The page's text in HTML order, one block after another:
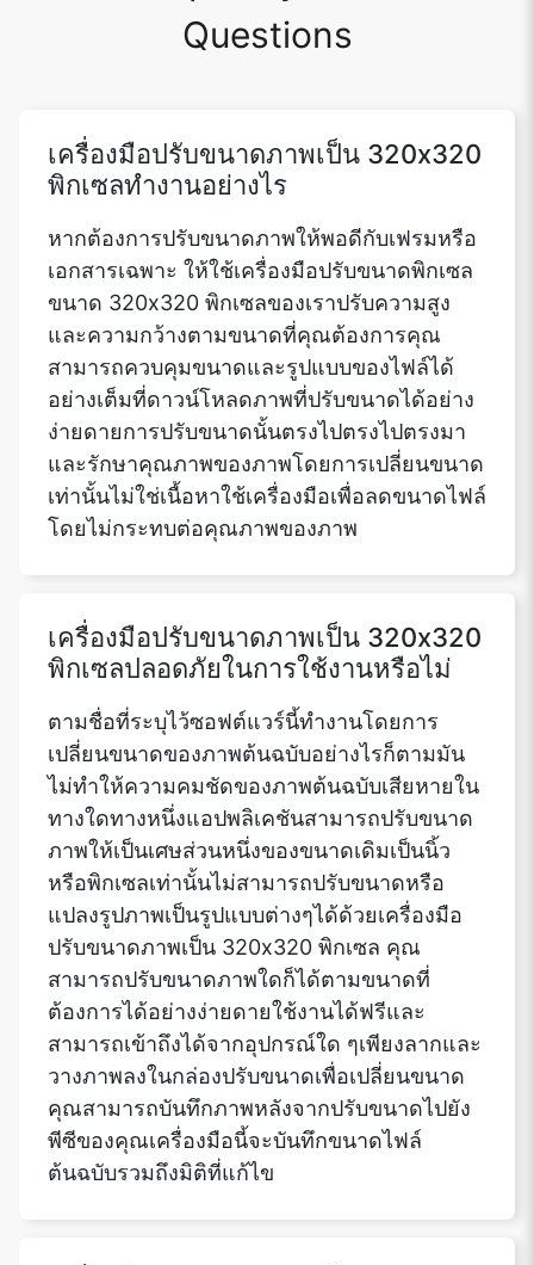
Questions
เครื่องมือปรับขนาดภาพเป็น 320x320
พิกเซลทำงานอย่างไร
หากต้องการปรับขนาดภาพให้พอดีกับเฟรมหรือ
เอกสารเฉพาะ ให้ใช้เครื่องมือปรับขนาดพิกเซล
ขนาด 320x320 พิกเซลของเราปรับความสูง
และความกว้างตามขนาดที่คุณต้องการคุณ
สามารถควบคุมขนาดและรูปแบบของไฟล์ได้
อย่างเต็มที่ดาวน์โหลดภาพที่ปรับขนาดได้อย่าง
ง่ายดายการปรับขนาดนั้นตรงไปตรงไปตรงมา
และรักษาคุณภาพของภาพโดยการเปลี่ยนขนาด
เท่านั้นไม่ใช่เนื้อหาใช้เครื่องมือเพื่อลดขนาดไฟล์
โดยไม่กระทบต่อคุณภาพของภาพ
เครื่องมือปรับขนาดภาพเป็น 320x320
พิกเซลปลอดภัยในการใช้งานหรือไม่
ตามชื่อที่ระบุไว้ซอฟต์แวร์นี้ทำงานโดยการ
เปลี่ยนขนาดของภาพต้นฉบับอย่างไรก็ตามมัน
ไม่ทำให้ความคมชัดของภาพต้นฉบับเสียหายใน
ทางใดทางหนึ่งแอปพลิเคชันสามารถปรับขนาด
ภาพให้เป็นเศษส่วนหนึ่งของขนาดเดิมเป็นนิ้ว
หรือพิกเซลเท่านั้นไม่สามารถปรับขนาดหรือ
แปลงรูปภาพเป็นรูปแบบต่างๆได้ด้วยเครื่องมือ
ปรับขนาดภาพเป็น 320x320 พิกเซล คุณ
สามารถปรับขนาดภาพใดก็ได้ตามขนาดที่
ต้องการได้อย่างง่ายดายใช้งานได้ฟรีและ
สามารถเข้าถึงได้จากอุปกรณ์ใด ๆเพียงลากและ
วางภาพลงในกล่องปรับขนาดเพื่อเปลี่ยนขนาด
คุณสามารถบันทึกภาพหลังจากปรับขนาดไปยัง
พีซีของคุณเครื่องมือนี้จะบันทึกขนาดไฟล์
ต้นฉบับรวมถึงมิติที่แก้ไข